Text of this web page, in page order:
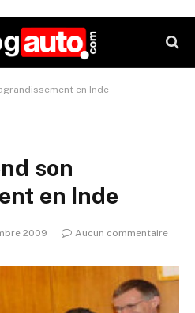
en Inde
son
en Inde
2009 Aucun commentaire